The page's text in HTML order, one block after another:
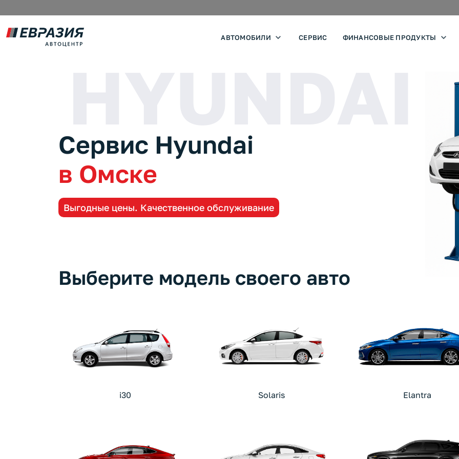
АВТОМОБИЛИ СЕРВИС ФИНАНСОВЫЕ ПРОДУКТЫ
Сервис Hyundai
в Омске
Выгодные цены. Качественное обслуживание
Выберите модель своего авто
i30 Solaris Elantra